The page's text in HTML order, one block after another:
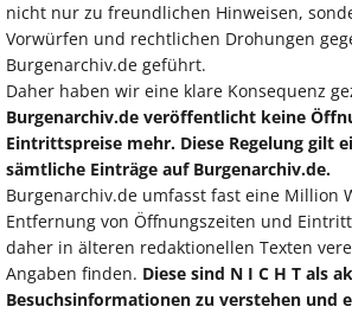
nicht nur zu freundlichen Hinweisen,
Vorwürfen und rechtlichen Drohungen
Burgenarchiv.de geführt.
Daher haben wir eine klare Konsequenz
Burgenarchiv.de veröffentlicht keine
Eintrittspreise mehr. Diese Regelung gilt
sämtliche Einträge auf Burgenarchiv.de.
Burgenarchiv.de umfasst fast eine Million
Entfernung von Öffnungszeiten und
daher in älteren redaktionellen Texten
Angaben finden. Diese sind N I C H T als
Besuchsinformationen zu verstehen und